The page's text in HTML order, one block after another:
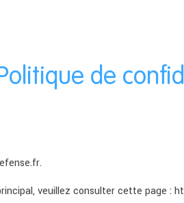
de
veuillez consulter cette page :